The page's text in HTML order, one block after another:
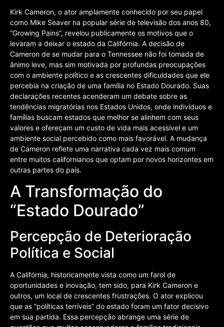
Kirk Cameron, o ator amplamente conhecido por seu papel
como Mike Seaver na popular série de televisão dos anos 80,
“Growing Pains”, revelou publicamente os motivos que o
levaram a deixar o estado da Califórnia. A decisão de
Cameron de se mudar para o Tennessee não foi tomada de
ânimo leve, mas sim motivada por profundas preocupações
com o ambiente político e as crescentes dificuldades que ele
percebia na criação de uma família no Estado Dourado. Suas
declarações recentes acenderam um debate sobre as
tendências migratórias nos Estados Unidos, onde indivíduos e
famílias buscam estados que melhor se alinhem com seus
valores e ofereçam um custo de vida mais acessível e um
ambiente social percebido como mais favorável. A mudança
de Cameron reflete uma narrativa cada vez mais comum
entre muitos californianos que optam por novos horizontes em
outras partes do país.
A Transformação do
“Estado Dourado”
Percepção de Deterioração
Política e Social
A Califórnia, historicamente vista como um farol de
oportunidades e inovação, tem sido, para Kirk Cameron e
outros, um local de crescentes frustrações. O ator explicou
que as “políticas terríveis” do estado foram um fator decisivo
em sua partida. Essa percepção abrange uma série de